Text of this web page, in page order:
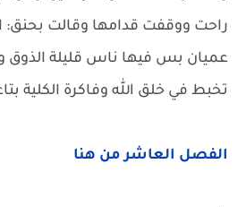
راحت ووقفت قدامها وقالت بحنق:
عميان بس فيها ناس قليلة الذوق
تخبط في خلق الله وفاكرة الكلية
الفصل العاشر من هنا